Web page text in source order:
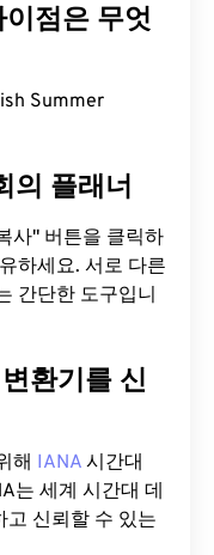
점은 무엇
Summer
의 플래너
사" 버튼을 클릭하
하세요. 서로 다른
간단한 도구입니
환기를 신
해 IANA 시간대
는 세계 시간대 데
고 신뢰할 수 있는